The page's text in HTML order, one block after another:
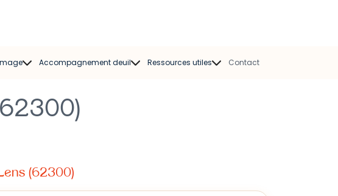
de
Accompagnement deuil
Psychologue
Association deuil
Ressources utiles Contact
(62300)